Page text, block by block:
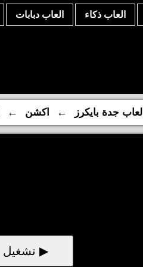
العاب ذكاء العاب دبابات
العاب جدة بايكرز ← اكشن ←
▶ تشغيل